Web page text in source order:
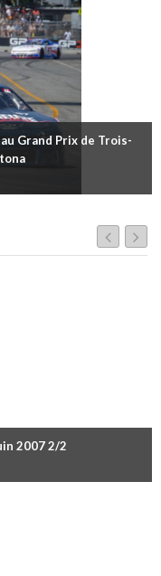
Grand Prix de Trois-
2007 2/2